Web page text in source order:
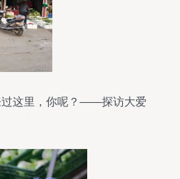
过这里，你呢？——探访大爱